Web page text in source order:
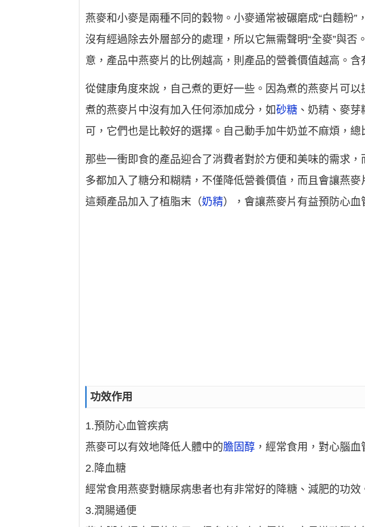
燕麥和小麥是兩種不同的穀物。小麥通常被碾磨成“白麵粉
沒有經過除去外層部分的處理，所以它無需聲明“全麥”與
意，產品中燕麥片的比例越高，則產品的營養價值越高。含
從健康角度來說，自己煮的更好一些。因為煮的燕麥片可
煮的燕麥片中沒有加入任何添加成分，如砂糖 、奶精、麥
可，它們也是比較好的選擇。自己動手加牛奶並不麻煩，總
那些一衝即食的產品迎合了消費者對於方便和美味的需求
多都加入了糖分和糊精，不僅降低營養價值，而且會讓燕
這類產品加入了植脂末（奶精），會讓燕麥片有益預防心血
功效作用
1.預防心血管疾病
燕麥可以有效地降低人體中的膽固醇 ，經常食用，對心腦
2.降血糖
經常食用燕麥對糖尿病患者也有非常好的降糖、減肥的功效
3.潤腸通便